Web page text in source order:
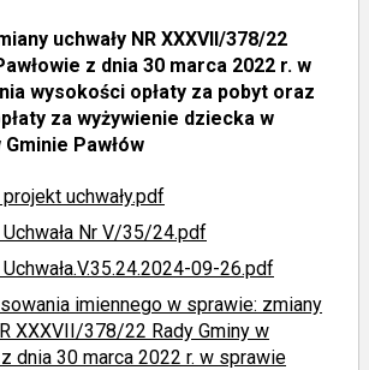
uchwały NR XXXVII/378/22
z dnia 30 marca 2022 r. w
wysokości opłaty za pobyt oraz
za wyżywienie dziecka w
Pawłów
projekt uchwały.pdf
Uchwała Nr V/35/24.pdf
Uchwała.V.35.24.2024-09-26.pdf
imiennego w sprawie: zmiany
XXXVII/378/22 Rady Gminy w
dnia 30 marca 2022 r. w sprawie